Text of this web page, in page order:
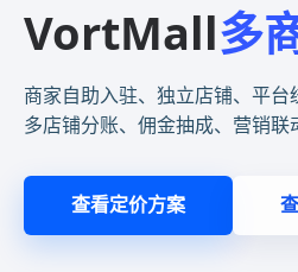
VortMall多
商家自助入驻、独立店铺、平
多店铺分账、佣金抽成、营销
查看定价方案